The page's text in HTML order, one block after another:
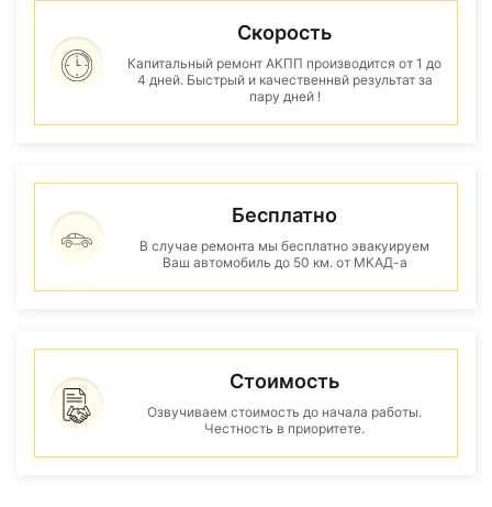
Скорость
Капитальный ремонт АКПП производится от 1 до
4 дней. Быстрый и качественнвй результат за
пару дней !
Бесплатно
В случае ремонта мы бесплатно эвакуируем
Ваш автомобиль до 50 км. от МКАД-а
Стоимость
Озвучиваем стоимость до начала работы.
Честность в приоритете.